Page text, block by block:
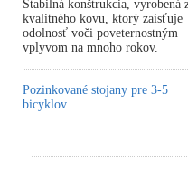
Stabilná konštrukcia, vyrobená
kvalitného kovu, ktorý zaisťuje
odolnosť voči poveternostným
vplyvom na mnoho rokov.
Pozinkované stojany pre 3-5
bicyklov